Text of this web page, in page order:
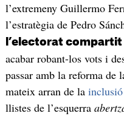
l’extremeny Guillermo
l’estratègia de Pedro
l’electorat compartit
acabar robant-los vots i
passar amb la reforma de
mateix arran de la inclusió
llistes de l’esquerra